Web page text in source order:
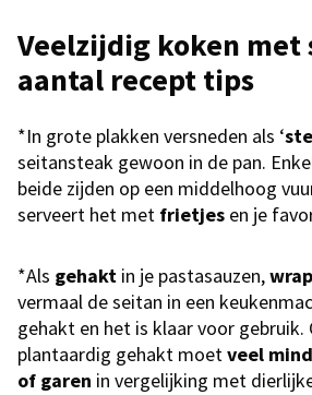
Veelzijdig koken met
aantal recept tips
*In grote plakken versneden als ‘
seitansteak gewoon in de pan.
beide zijden op een middelhoog
serveert het met frietjes en je
*Als gehakt in je pastasauzen,
vermaal de seitan in een
gehakt en het is klaar voor gebruik.
plantaardig gehakt moetveel
of garen in vergelijking met